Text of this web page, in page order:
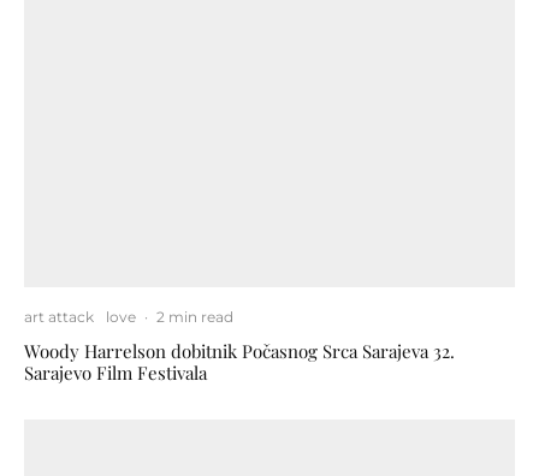
art attack love · 2 min read
Woody Harrelson dobitnik Počasnog Srca Sarajeva 32.
Sarajevo Film Festivala